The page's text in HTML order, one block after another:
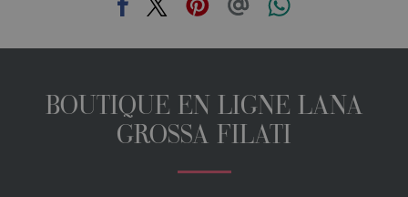
BOUTIQUE EN LIGNE LANA
GROSSA FILATI